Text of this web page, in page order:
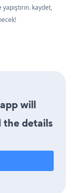
kaydet,
will
the details